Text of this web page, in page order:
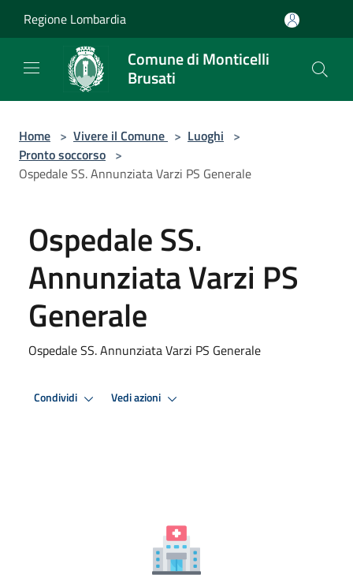
Regione Lombardia
Comune di Monticelli
Brusati
Home > Vivere il Comune > Luoghi >
Pronto soccorso >
Ospedale SS. Annunziata Varzi PS Generale
Ospedale SS.
Annunziata Varzi PS
Generale
Ospedale SS. Annunziata Varzi PS Generale
Condividi Vedi azioni